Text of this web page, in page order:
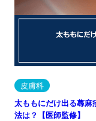
皮膚科
太ももにだけ出る蕁
法は？【医師監修】